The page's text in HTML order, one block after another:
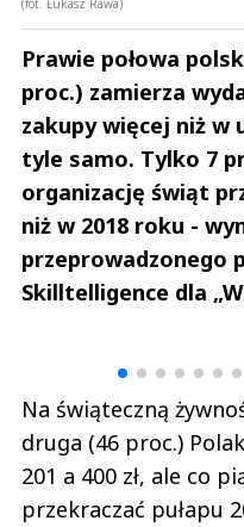
(fot. Łukasz Rawa)
Prawie połowa
proc.) zamierza
zakupy więcej niż w
tyle samo. Tylko 7
organizację świąt
niż w 2018 roku -
przeprowadzonego
Skilltelligence dla
Na świąteczną
druga (46 proc.)
201 a 400 zł, ale co
przekraczać pułapu